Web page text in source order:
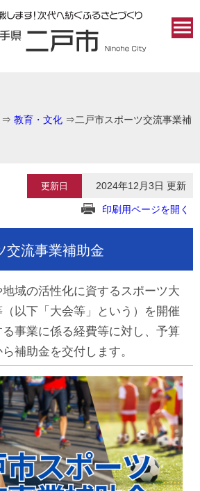
⇒ 教育・文化 ⇒二戸市スポーツ交流事業補
更新日 2024年12月3日 更新
印刷用ページを開く
交流事業補助金
域の活性化に資するスポーツ大
以下「大会等」という）を開催
事業に係る経費等に対し、予算
補助金を交付します。